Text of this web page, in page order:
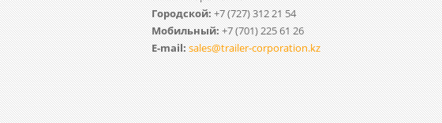
Городской:+7 (727) 312 21 54
Мобильный:+7 (701) 225 61 26
Е-mail:sales@trailer-corporation.kz